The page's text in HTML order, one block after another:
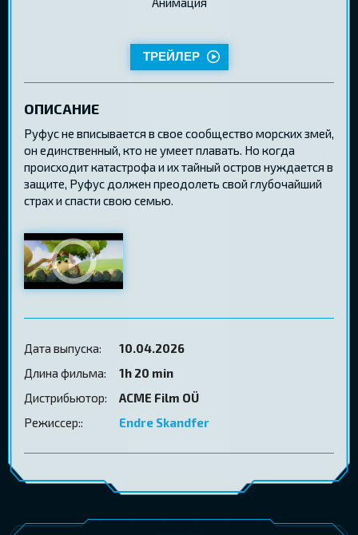
ТРЕЙЛЕР
ОПИСАНИЕ
Руфус не вписывается в свое сообщество морских змей,
он единственный, кто не умеет плавать. Но когда
происходит катастрофа и их тайный остров нуждается в
защите, Руфус должен преодолеть свой глубочайший
страх и спасти свою семью.
Дата выпуска:
10.04.2026
Длина фильма:
1h 20 min
Дистрибьютор:
ACME Film OÜ
Режиссер::
Endre Skandfer